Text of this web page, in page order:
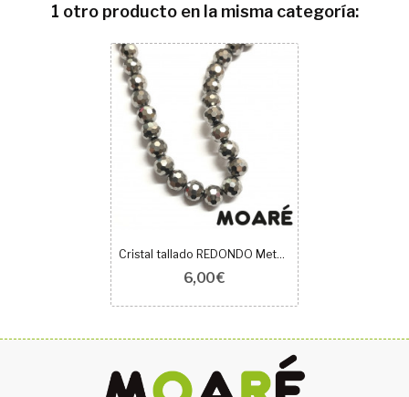
1 otro producto en la misma categoría:
Cristal tallado REDONDO Metálico PLATA 6mm 90uds
6,00 €